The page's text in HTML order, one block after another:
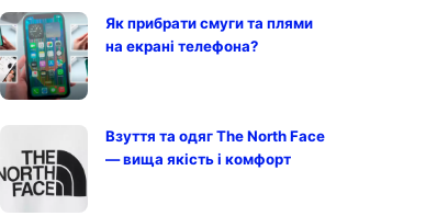
Як прибрати смуги та плями
на екрані телефона?
Взуття та одяг The North Face
— вища якість і комфорт